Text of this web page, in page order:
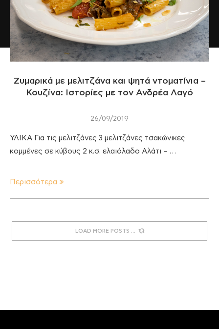
Ζυμαρικά με μελιτζάνα και ψητά ντοματίνια –
Κουζίνα: Ιστορίες με τον Ανδρέα Λαγό
26/09/2019
ΥΛΙΚΑ Για τις μελιτζάνες 3 μελιτζάνες τσακώνικες
κομμένες σε κύβους 2 κ.σ. ελαιόλαδο Αλάτι – …
Περισσότερα
LOAD MORE POSTS